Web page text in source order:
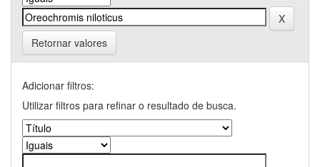
Retornar valores
Adicionar filtros:
Utilizar filtros para refinar o resultado de busca.